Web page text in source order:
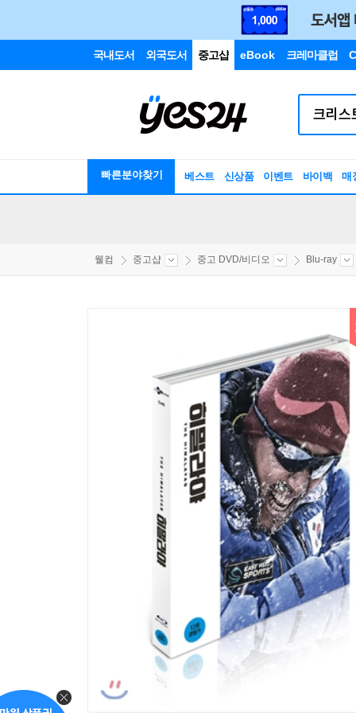
국내도서 외국도서 중고샵 eBook 크레마클럽
빠른분야찾기 베스트 신상품 이벤트 바이백 매
웰컴 중고샵 중고 DVD/비디오 Blu-ray